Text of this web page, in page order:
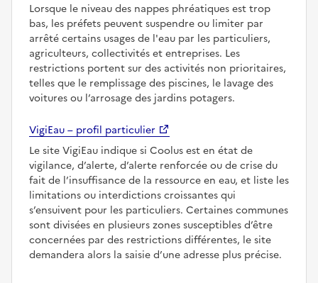
Lorsque le niveau des nappes phréatiques est trop
bas, les préfets peuvent suspendre ou limiter par
arrêté certains usages de l'eau par les particuliers,
agriculteurs, collectivités et entreprises. Les
restrictions portent sur des activités non prioritaires,
telles que le remplissage des piscines, le lavage des
voitures ou l’arrosage des jardins potagers.
VigiEau – profil particulier
Le site VigiEau indique si Coolus est en état de
vigilance, d’alerte, d’alerte renforcée ou de crise du
fait de l’insuffisance de la ressource en eau, et liste les
limitations ou interdictions croissantes qui
s’ensuivent pour les particuliers. Certaines communes
sont divisées en plusieurs zones susceptibles d’être
concernées par des restrictions différentes, le site
demandera alors la saisie d’une adresse plus précise.